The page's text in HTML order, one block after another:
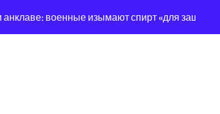
показуха? Что скрывает российский ВМФ